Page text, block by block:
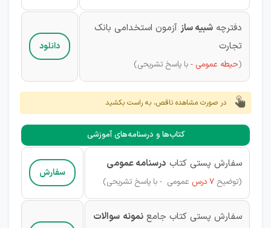
دفترچه شبیه ساز آزمون استخدامی بانک
تجارت
(حیطه عمومی - با پاسخ تشریحی)
دانلود
در صورت مشاهده ناقص، به راست بکشید
کتاب‌ها و درسنامه‌های آموزشی
سفارش پستی کتاب درسنامه عمومی
(توضیح 7 درس عمومی - با پاسخ تشریحی)
سفارش
سفارش پستی کتاب جامع نمونه سوالات